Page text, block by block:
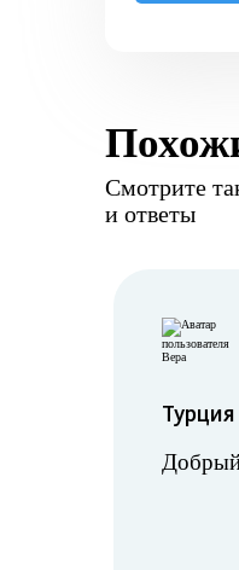
Смотрите
и ответы
Турция